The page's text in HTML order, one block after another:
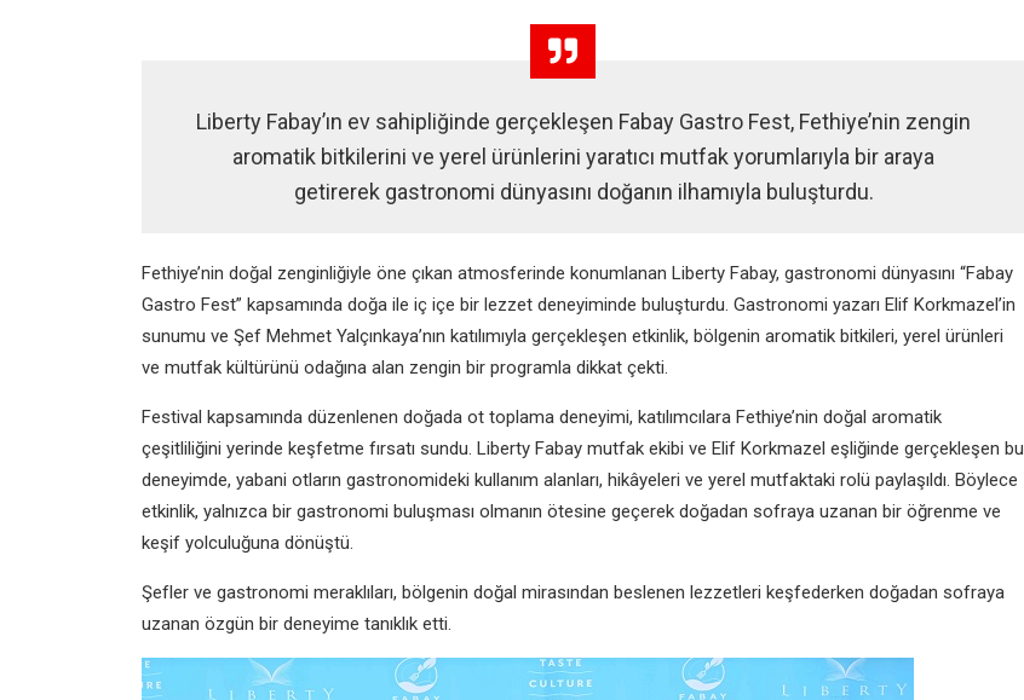
Liberty Fabay’ın ev sahipliğinde gerçekleşen Fabay Gastro Fest, Fethiye’nin zengin
aromatik bitkilerini ve yerel ürünlerini yaratıcı mutfak yorumlarıyla bir araya
getirerek gastronomi dünyasını doğanın ilhamıyla buluşturdu.
Fethiye’nin doğal zenginliğiyle öne çıkan atmosferinde konumlanan Liberty Fabay, gastronomi dünyasını “Fabay
Gastro Fest” kapsamında doğa ile iç içe bir lezzet deneyiminde buluşturdu. Gastronomi yazarı Elif Korkmazel’in
sunumu ve Şef Mehmet Yalçınkaya’nın katılımıyla gerçekleşen etkinlik, bölgenin aromatik bitkileri, yerel ürünleri
ve mutfak kültürünü odağına alan zengin bir programla dikkat çekti.
Festival kapsamında düzenlenen doğada ot toplama deneyimi, katılımcılara Fethiye’nin doğal aromatik
çeşitliliğini yerinde keşfetme fırsatı sundu. Liberty Fabay mutfak ekibi ve Elif Korkmazel eşliğinde gerçekleşen bu
deneyimde, yabani otların gastronomideki kullanım alanları, hikâyeleri ve yerel mutfaktaki rolü paylaşıldı. Böylece
etkinlik, yalnızca bir gastronomi buluşması olmanın ötesine geçerek doğadan sofraya uzanan bir öğrenme ve
keşif yolculuğuna dönüştü.
Şefler ve gastronomi meraklıları, bölgenin doğal mirasından beslenen lezzetleri keşfederken doğadan sofraya
uzanan özgün bir deneyime tanıklık etti.